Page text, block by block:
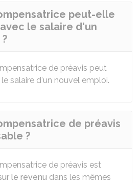
peut-elle
le salaire d'un
de préavis peut
salaire d'un nouvel emploi.
de préavis
?
de préavis est
le revenu dans les mêmes